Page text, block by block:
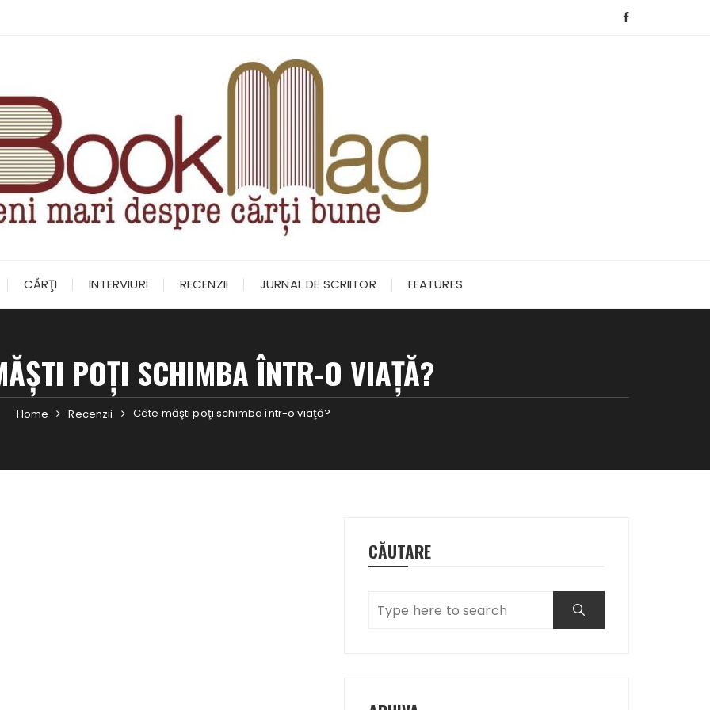
CĂRŢI INTERVIURI RECENZII JURNAL DE SCRIITOR FEATURES
POŢI SCHIMBA ÎNTR-O VIAŢĂ?
Home Recenzii Câte măşti poţi schimba într-o viaţă?
CĂUTARE